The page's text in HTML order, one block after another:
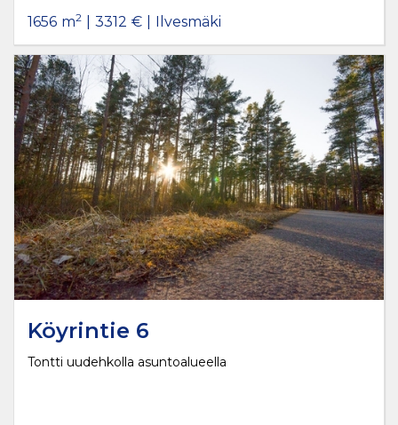
1656 m2 3312 € Ilvesmäki
Köyrintie 6
Tontti uudehkolla asuntoalueella